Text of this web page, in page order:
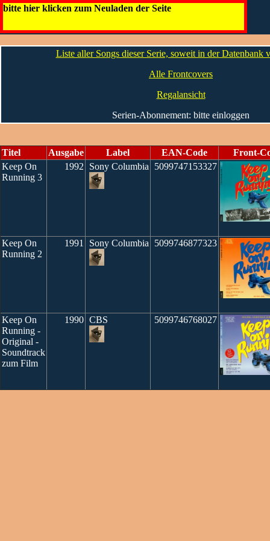
bitte hier klicken zum Neuladen der Seite
Keep On Running
Liste aller Songs dieser Serie, soweit in der Datenbank
Alle Frontcovers
Regalansicht
Serien-Abonnement: bitte einloggen
Titel Ausgabe Label EAN-Code
Front-
Keep On
Running 3
1992 Sony Columbia 5099747153327
Keep On
Running 2
1991 Sony Columbia 5099746877323
Keep On
Running -
Original -
Soundtrack
zum Film
1990 CBS 5099746768027